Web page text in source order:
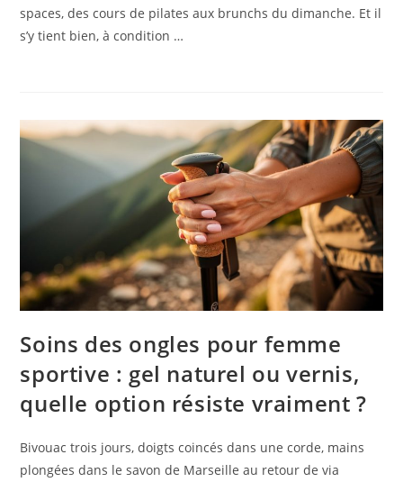
spaces, des cours de pilates aux brunchs du dimanche. Et il
s’y tient bien, à condition …
Soins des ongles pour femme
sportive : gel naturel ou vernis,
quelle option résiste vraiment ?
Bivouac trois jours, doigts coincés dans une corde, mains
plongées dans le savon de Marseille au retour de via